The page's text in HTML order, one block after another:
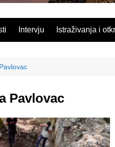
Intervju Istraživanja i
Pavlovac